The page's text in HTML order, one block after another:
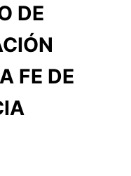
DE
FE DE